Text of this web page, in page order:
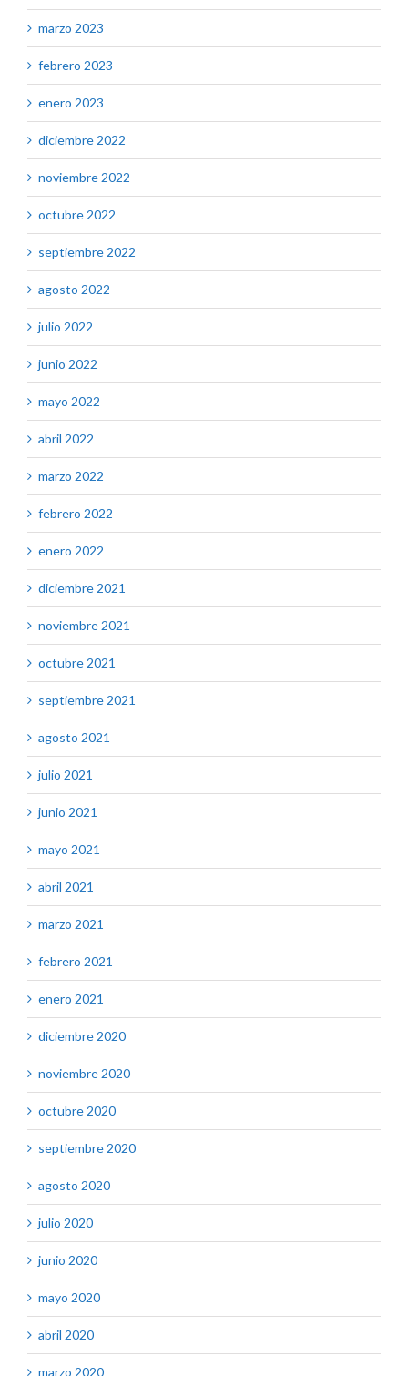
marzo 2023
febrero 2023
enero 2023
diciembre 2022
noviembre 2022
octubre 2022
septiembre 2022
agosto 2022
julio 2022
junio 2022
mayo 2022
abril 2022
marzo 2022
febrero 2022
enero 2022
diciembre 2021
noviembre 2021
octubre 2021
septiembre 2021
agosto 2021
julio 2021
junio 2021
mayo 2021
abril 2021
marzo 2021
febrero 2021
enero 2021
diciembre 2020
noviembre 2020
octubre 2020
septiembre 2020
agosto 2020
julio 2020
junio 2020
mayo 2020
abril 2020
marzo 2020